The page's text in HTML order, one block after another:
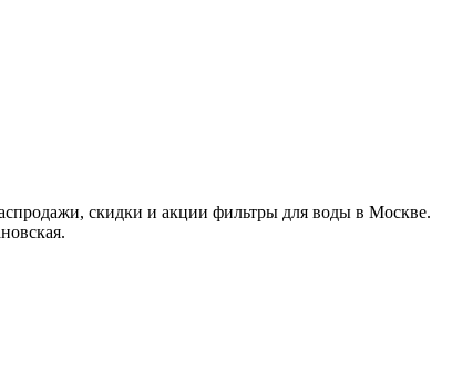
скидки и акции фильтры для воды в Москве.